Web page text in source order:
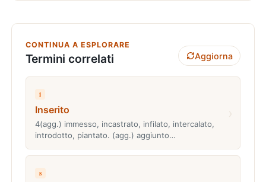
CONTINUA A ESPLORARE
Termini correlati Aggiorna
i
Inserito
4(agg.) immesso, incastrato, infilato, intercalato,
introdotto, piantato. (agg.) aggiunto…
s